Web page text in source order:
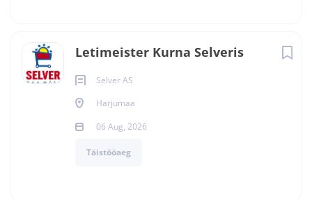
Letimeister Kurna Selveris
Selver AS
Harjumaa
06 Aug, 2026
Täistööaeg